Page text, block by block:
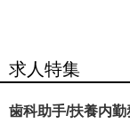
求人特集
歯科助手/扶養内